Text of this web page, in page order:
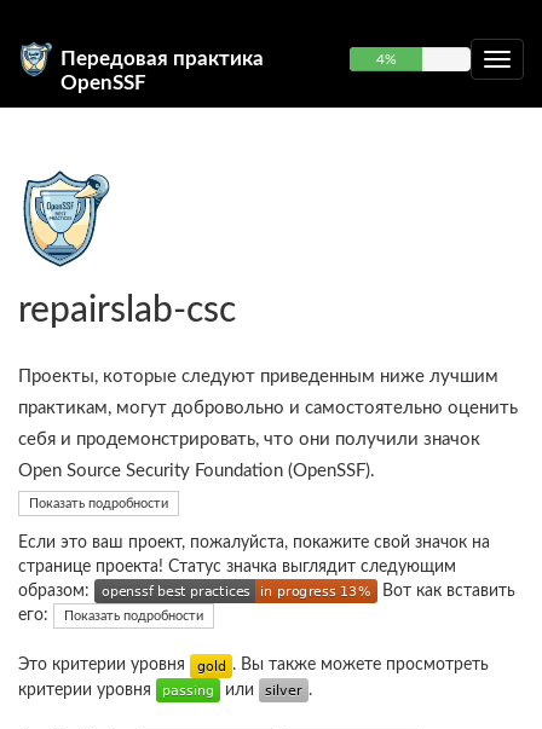
Передовая практика
OpenSSF
4%
repairslab-csc
Проекты, которые следуют приведенным ниже лучшим
практикам, могут добровольно и самостоятельно оценить
себя и продемонстрировать, что они получили значок
Open Source Security Foundation (OpenSSF).
Показать подробности
Если это ваш проект, пожалуйста, покажите свой значок на
странице проекта! Статус значка выглядит следующим
образом:
Вот как вставить
его:
Показать подробности
Это критерии уровня
. Вы также можете просмотреть
критерии уровня
или .